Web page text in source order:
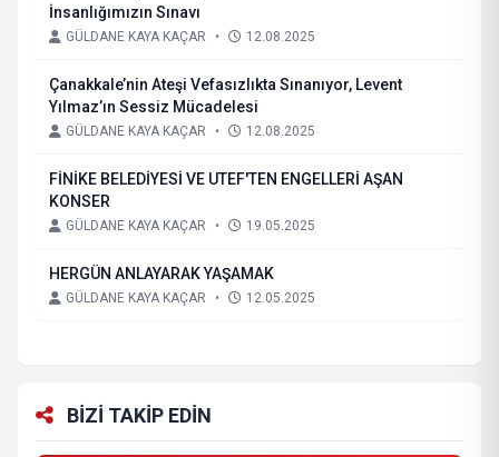
İnsanlığımızın Sınavı
GÜLDANE KAYA KAÇAR • 12.08.2025
Çanakkale’nin Ateşi Vefasızlıkta Sınanıyor, Levent
Yılmaz’ın Sessiz Mücadelesi
GÜLDANE KAYA KAÇAR • 12.08.2025
FİNİKE BELEDİYESİ VE UTEF'TEN ENGELLERİ AŞAN
KONSER
GÜLDANE KAYA KAÇAR • 19.05.2025
HERGÜN ANLAYARAK YAŞAMAK
GÜLDANE KAYA KAÇAR • 12.05.2025
BİZİ TAKİP EDİN